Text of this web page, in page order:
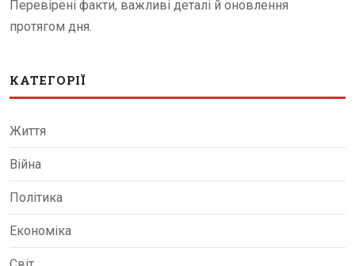
Перевірені факти, важливі деталі й оновлення
протягом дня.
КАТЕГОРІЇ
Життя
Війна
Політика
Економіка